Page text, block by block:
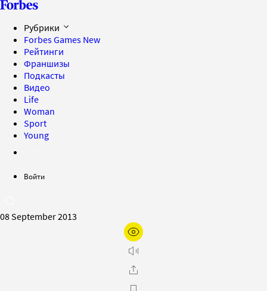
Рубрики
Forbes Games New
Рейтинги
Франшизы
Подкасты
Видео
Life
Woman
Sport
Young
Войти
08 September 2013